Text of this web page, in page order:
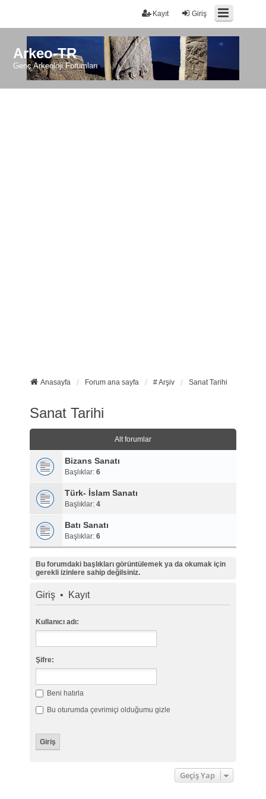
Giriş
Kayıt
Arkeo-TR
Genç Arkeoloji Forumları
Anasayfa Forum ana sayfa # Arşiv Sanat Tarihi
Sanat Tarihi
Alt forumlar
Bizans Sanatı
Başlıklar: 6
Türk- İslam Sanatı
Başlıklar: 4
Batı Sanatı
Başlıklar: 6
Bu forumdaki başlıkları görüntülemek ya da okumak için
gerekli izinlere sahip değilsiniz.
Giriş• Kayıt
Kullanıcı adı:
Şifre:
Beni hatırla
Bu oturumda çevrimiçi olduğumu gizle
Geçiş Yap